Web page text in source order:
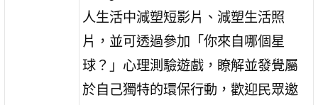
人生活中減塑短影片、減塑生活照
片，並可透過參加「你來自哪個星
球？」心理測驗遊戲，瞭解並發覺屬
於自己獨特的環保行動，歡迎民眾邀